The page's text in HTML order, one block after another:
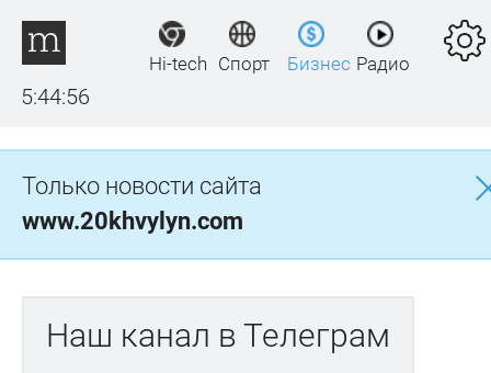
5:44:56
Hi-tech Спорт Бизнес Радио
Только новости сайта
www.20khvylyn.com
Наш канал в Телеграм